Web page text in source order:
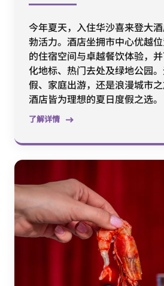
今年夏天，入住华沙喜来登大
勃活力。酒店坐拥市中心优越
的住宿空间与卓越餐饮体验，
化地标、热门去处及绿地公园
假、家庭出游，还是浪漫城市
酒店皆为理想的夏日度假之选。
了解详情